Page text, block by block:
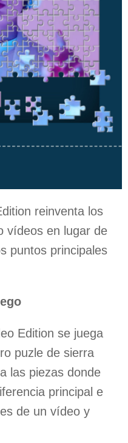
reinventa los
vídeos en lugar de
puntos principales
Edition se juega
puzle de sierra
las piezas donde
principal e
de un vídeo y